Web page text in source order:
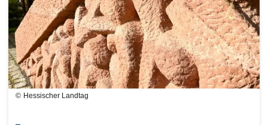
Hessischer Landtag